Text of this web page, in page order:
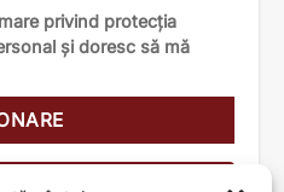
privind protecția
și doresc să mă